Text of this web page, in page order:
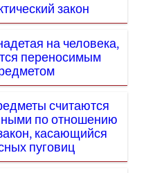
закон
на человека,
переносимым
считаются
по отношению
касающийся
пуговиц